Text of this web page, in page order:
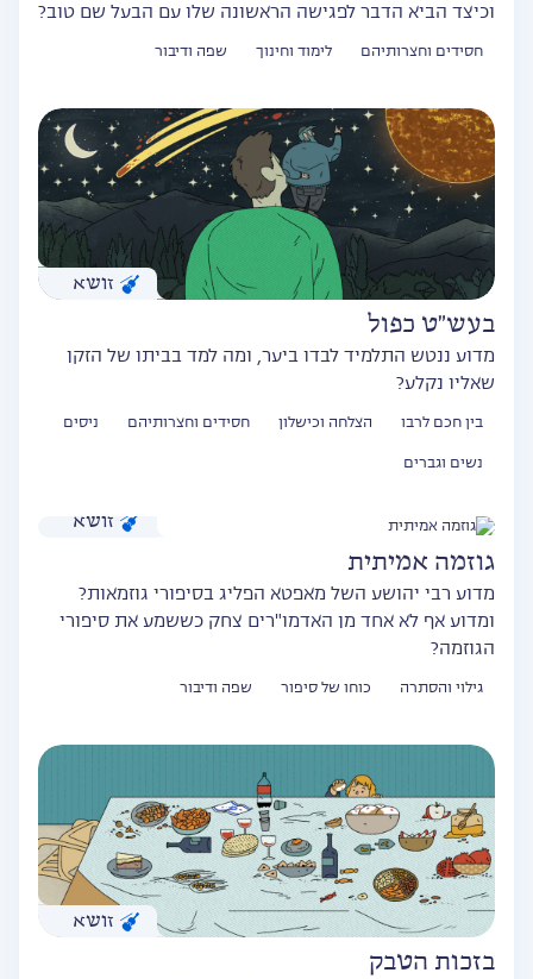
וכיצד הביא הדבר לפגישה הראשונה שלו עם הבעל שם טוב?
חסידים וחצרותיהם לימוד וחינוך שפה ודיבור
זושא
בעש"ט כפול
מדוע ננטש התלמיד לבדו ביער, ומה למד בביתו של הזקן
שאליו נקלע?
בין חכם לרבו הצלחה וכישלון חסידים וחצרותיהם ניסים
נשים וגברים
זושא
גוזמה אמיתית
מדוע רבי יהושע השל מאפטא הפליג בסיפורי גוזמאות?
ומדוע אף לא אחד מן האדמו"רים צחק כששמע את סיפורי
הגוזמה?
גילוי והסתרה כוחו של סיפור שפה ודיבור
זושא
בזכות הטבק